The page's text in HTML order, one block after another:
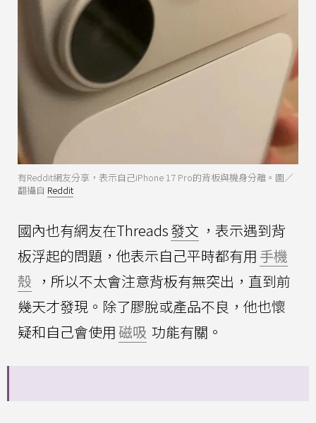
有Reddit網友分享，表示自己iPhone 17 Pro的背板與機身分離。圖／
翻攝自 Reddit
國內也有網友在Threads發文 ，表示遇到背
板浮起的問題，他表示自己平時都有用 手機
殼 ，所以不太會注意背板有無突出，直到前
幾天才發現。除了膠脫或產品不良，他也懷
疑和自己會使用 磁吸 功能有關。